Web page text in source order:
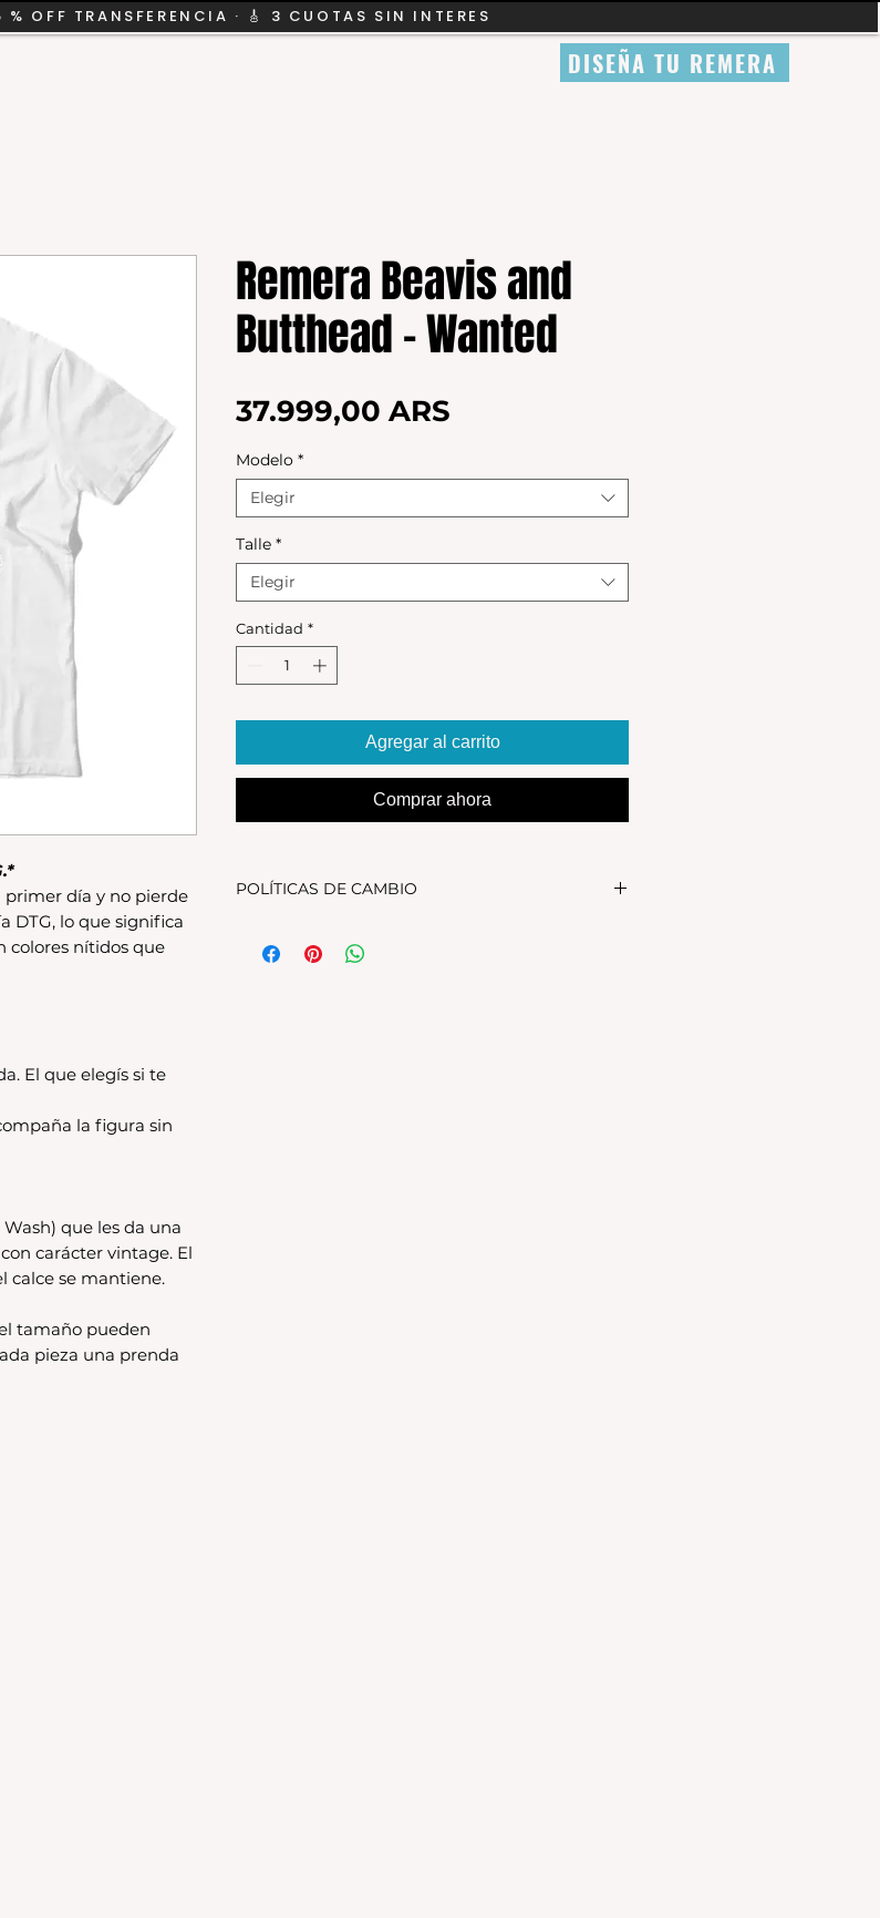
OFF TRANSFERENCIA · 🎸 3 CUOTAS SIN INTERES
DISEÑA TU REMERA
primer día y no pierde
DTG, lo que significa
colores nítidos que
El que elegís si te
la figura sin
que les da una
carácter vintage. El
calce se mantiene.
tamaño pueden
pieza una prenda
Remera Beavis and
Butthead - Wanted
37.999,00 ARS
Modelo *
Elegir
Talle *
Elegir
Cantidad *
Agregar al carrito
Comprar ahora
POLÍTICAS DE CAMBIO
debe encontrarse sin uso y en su packaging